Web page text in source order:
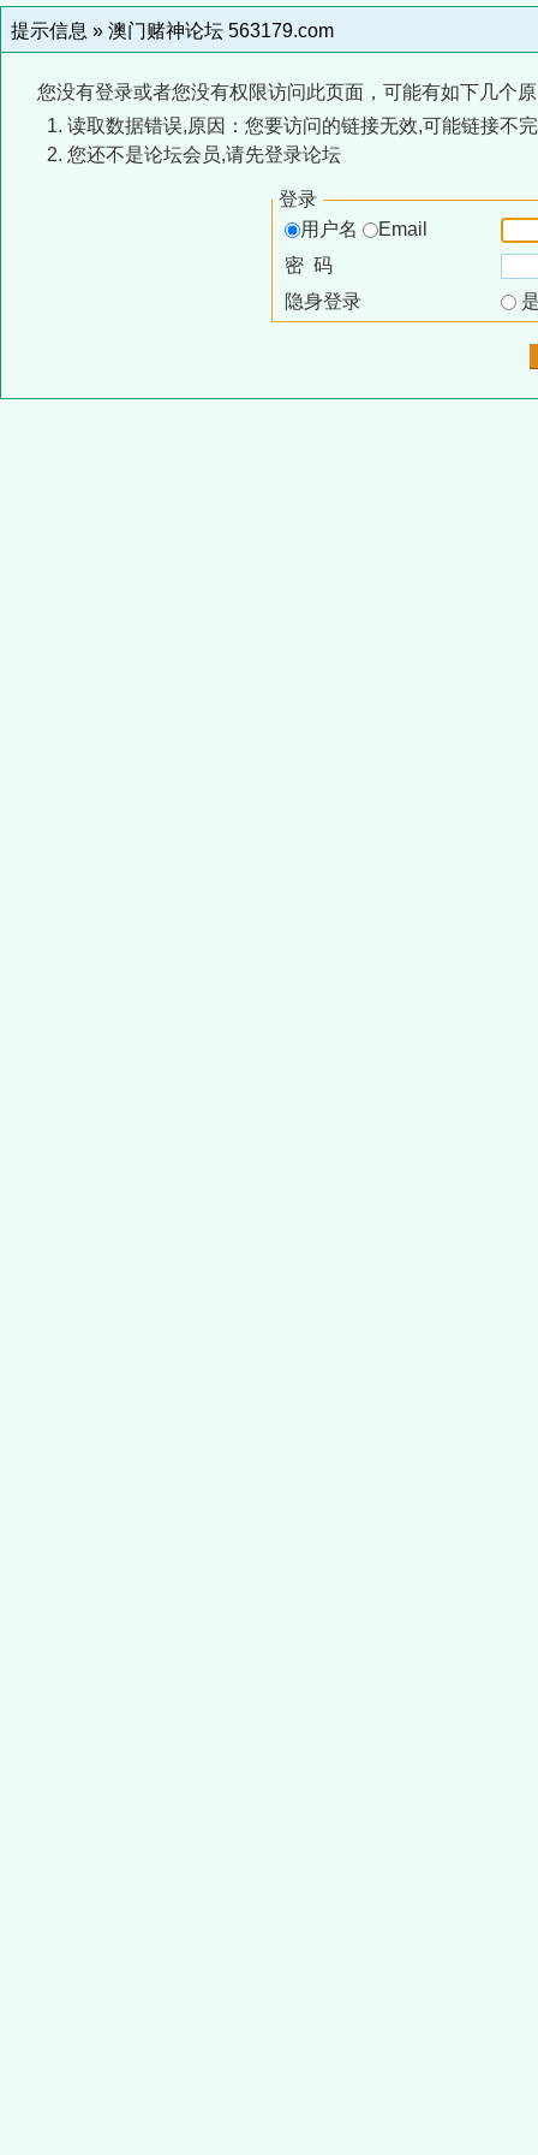
提示信息 » 澳门赌神论坛 563179.com
您没有登录或者您没有权限访问此页面，可能有如下几个
读取数据错误,原因：您要访问的链接无效,可能链接不
您还不是论坛会员,请先登录论坛
登录
用户名
Email
密 码
隐身登录